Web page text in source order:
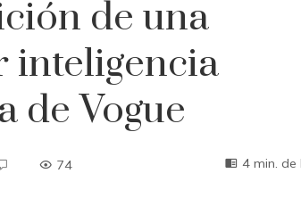
de una
inteligencia
de Vogue
74 4 min. de